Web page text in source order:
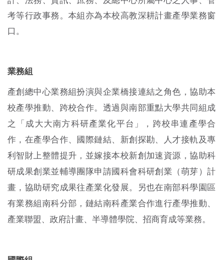
考等行政事務。本組亦為本校高教深耕計畫產學業務窗
口。
業務組
產創總中心業務組扮演與企業橋接連結之角色，協助本
校產學推動、跨校合作。透過與南部重點大學共同組成
之「成大大南方科研產業化平台」，跨校串連產學合
作，在產學合作、國際鏈結、新創探勘、人才接軌及專
利智財上整體提升，並嫁接本校新創加速資源，協助科
研成果創業並輔導團隊申請國科會科研創業（萌芽）計
畫，協助研究成果往產業化發展。另也在南部科學園區
有業務組南科分部，鏈結南科產業合作進行產學推動、
產業聯盟、政府計畫、半導體學院、招商育成等業務。